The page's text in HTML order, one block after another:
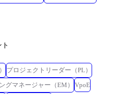
プロジェクトリーダー（PL）
グマネージャー（EM）
VpoE